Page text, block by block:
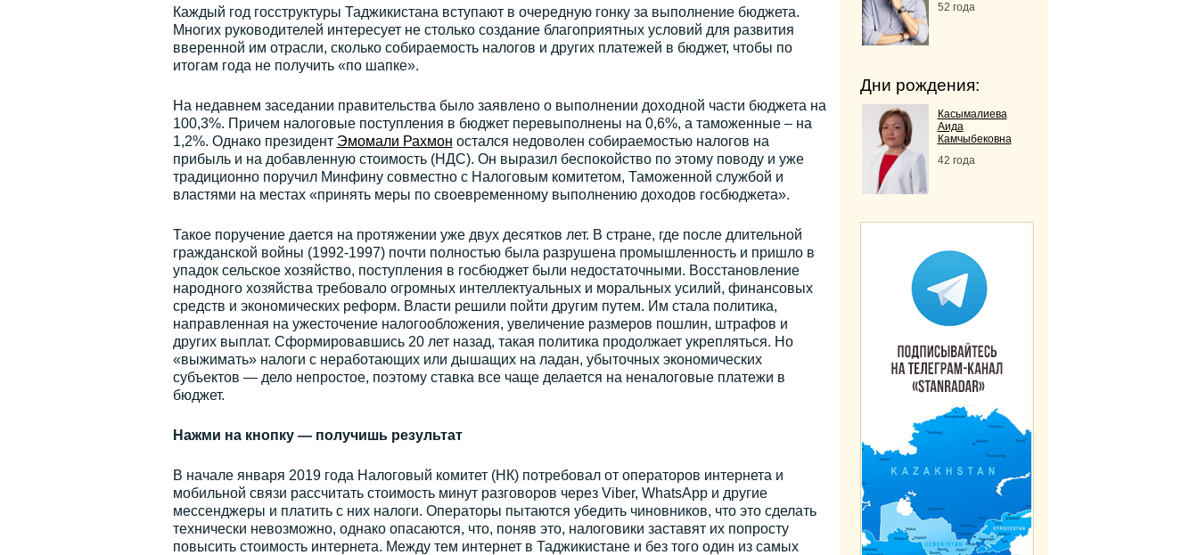
Каждый год госструктуры Таджикистана вступают в очередную гонку за выполнение бюджета.
Многих руководителей интересует не столько создание благоприятных условий для развития
вверенной им отрасли, сколько собираемость налогов и других платежей в бюджет, чтобы по
итогам года не получить «по шапке».
На недавнем заседании правительства было заявлено о выполнении доходной части бюджета на
100,3%. Причем налоговые поступления в бюджет перевыполнены на 0,6%, а таможенные – на
1,2%. Однако президент Эмомали Рахмон остался недоволен собираемостью налогов на
прибыль и на добавленную стоимость (НДС). Он выразил беспокойство по этому поводу и уже
традиционно поручил Минфину совместно с Налоговым комитетом, Таможенной службой и
властями на местах «принять меры по своевременному выполнению доходов госбюджета».
Такое поручение дается на протяжении уже двух десятков лет. В стране, где после длительной
гражданской войны (1992-1997) почти полностью была разрушена промышленность и пришло в
упадок сельское хозяйство, поступления в госбюджет были недостаточными. Восстановление
народного хозяйства требовало огромных интеллектуальных и моральных усилий, финансовых
средств и экономических реформ. Власти решили пойти другим путем. Им стала политика,
направленная на ужесточение налогообложения, увеличение размеров пошлин, штрафов и
других выплат. Сформировавшись 20 лет назад, такая политика продолжает укрепляться. Но
«выжимать» налоги с неработающих или дышащих на ладан, убыточных экономических
субъектов — дело непростое, поэтому ставка все чаще делается на неналоговые платежи в
бюджет.
Нажми на кнопку — получишь результат
В начале января 2019 года Налоговый комитет (НК) потребовал от операторов интернета и
мобильной связи рассчитать стоимость минут разговоров через Viber, WhatsApp и другие
мессенджеры и платить с них налоги. Операторы пытаются убедить чиновников, что это сделать
технически невозможно, однако опасаются, что, поняв это, налоговики заставят их попросту
повысить стоимость интернета. Между тем интернет в Таджикистане и без того один из самых
52 года
Дни рождения:
Касымалиева
Аида
Камчыбековна
42 года